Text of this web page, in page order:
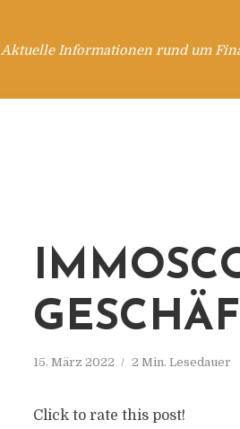
Aktuelle Informationen rund um
15. März 2022 2 Min. Lesedauer
Click to rate this post!